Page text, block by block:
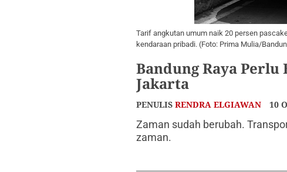
Tarif angkutan umum naik 20 persen
kendaraan pribadi. (Foto: Prima Mulia/
Bandung Raya
Jakarta
PENULIS RENDRA ELGIAWAN 10
Zaman sudah berubah.
zaman.